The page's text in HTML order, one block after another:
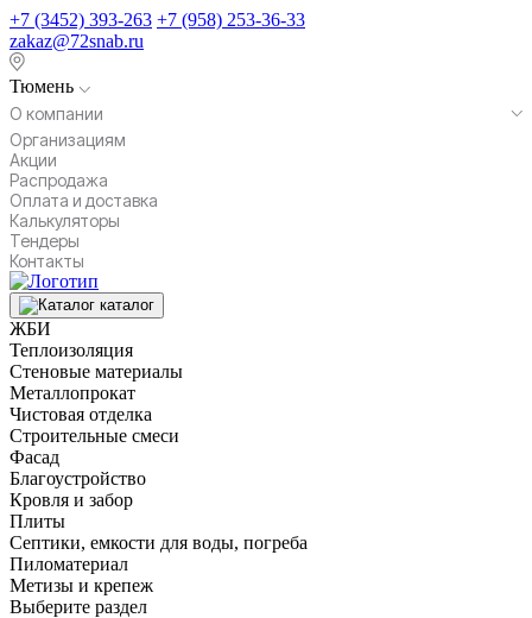
+7 (3452) 393-263 +7 (958) 253-36-33
zakaz@72snab.ru
Тюмень
О компании
Организациям
Акции
Распродажа
Оплата и доставка
Калькуляторы
Тендеры
Контакты
каталог
ЖБИ
Теплоизоляция
Стеновые материалы
Металлопрокат
Чистовая отделка
Строительные смеси
Фасад
Благоустройство
Кровля и забор
Плиты
Септики, емкости для воды, погреба
Пиломатериал
Метизы и крепеж
Выберите раздел